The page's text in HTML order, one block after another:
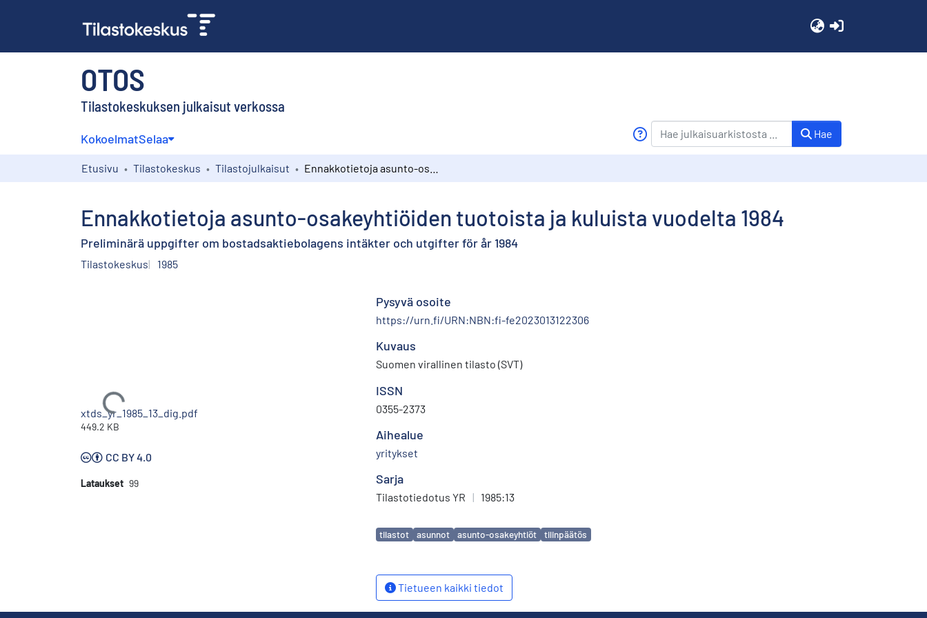
OTOS
Tilastokeskuksen julkaisut verkossa
KokoelmatSelaa Hae
Etusivu Tilastokeskus Tilastojulkaisut
Ennakkotietoja asunto-osakeyhtiöiden tuotoista ja kuluista vuodelta 1984
Preliminärä uppgifter om bostadsaktiebolagens intäkter och utgifter för år 1984
Tilastokeskus 1985
Ladataan...
xtds_yr_1985_13_dig.pdf
449.2 KB
CC BY 4.0
Lataukset 99
Pysyvä osoite
https://urn.fi/URN:NBN:fi-fe2023013122306
Kuvaus
Suomen virallinen tilasto (SVT)
ISSN
0355-2373
Aihealue
yritykset
Sarja
Tilastotiedotus YR | 1985:13
Avainsanat
tilastot asunnot asunto-osakeyhtiöt tilinpäätös
Tietueen kaikki tiedot